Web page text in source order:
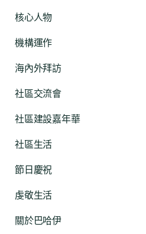
核心人物
機構運作
海內外拜訪
社區交流會
社區建設嘉年華
社區生活
節日慶祝
虔敬生活
關於巴哈伊